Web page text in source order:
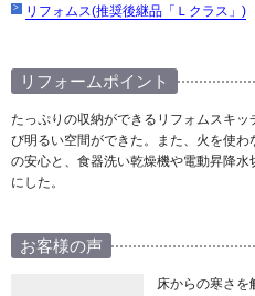
リフォムス(推奨後継品「Ｌクラス」)
リフォームポイント
たっぷりの収納ができるリフォムスキ
び明るい空間ができた。また、火を使
の安心と、食器洗い乾燥機や電動昇降
にした。
お客様の声
床からの寒さを